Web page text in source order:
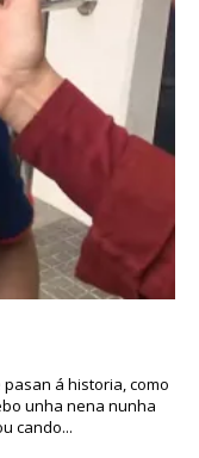
á historia, como
unha nena nunha
cando...